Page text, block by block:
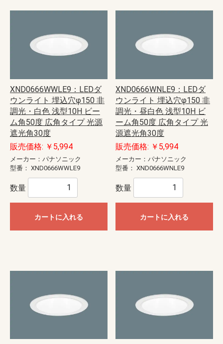
XND0666WWLE9：LEDダ
ウンライト 埋込穴φ150 非
調光・白色 浅型10H ビー
ム角50度 広角タイプ 光源
遮光角30度
販売価格: ￥5,994
メーカー：パナソニック
型番： XND0666WWLE9
数量
カートに入れる
XND0666WNLE9：LEDダ
ウンライト 埋込穴φ150 非
調光・昼白色 浅型10H ビ
ーム角50度 広角タイプ 光
源遮光角30度
販売価格: ￥5,994
メーカー：パナソニック
型番： XND0666WNLE9
数量
カートに入れる